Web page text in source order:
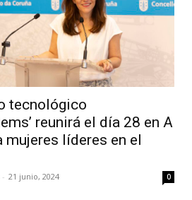
tecnológico
reunirá el día 28 en A
mujeres líderes en el
- 21 junio, 2024 0